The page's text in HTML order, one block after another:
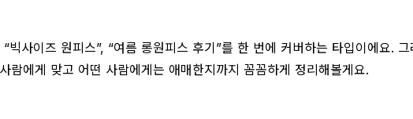
사이즈 원피스”, “여름 롱원피스 후기”를 한 번에 커버하는 타입이에요.
에게 맞고 어떤 사람에게는 애매한지까지 꼼꼼하게 정리해볼게요.